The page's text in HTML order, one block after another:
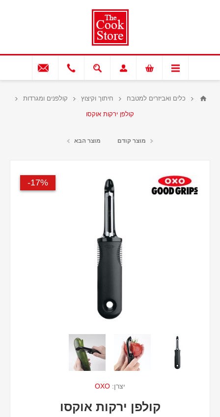
כלים ואביזרים למטבח חיתוך וקיצוץ קולפנים ומגרדות
קולפן ירקות אוקסו
מוצר קודם מוצר הבא
17%-
יצרן: OXO
קולפן ירקות אוקסו